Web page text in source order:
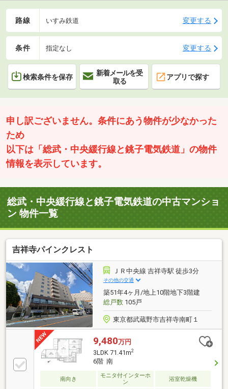
路線 いすみ鉄道 変更する
条件 指定なし 変更する
検索条件を保存
新着メールを受
取る
アプリで探す
申し訳ございません。条件にあう物件が少なかった
ため
以下は「総武・中央緩行線と銚子電気鉄道」の物件
情報を表示しています。
総武・中央緩行線と銚子電気鉄道の中古マンショ
ン 物件一覧
吉祥寺パインクレスト
ＪＲ中央線 吉祥寺駅 徒歩3分
その他の交通
築51年4ヶ月/地上10階地下3階建
総戸数105戸
東京都武蔵野市吉祥寺南町１
9,480万円
3LDK 71.41m2
6階 南
南向き
モニタ付インターホ
ン
浴室乾燥機